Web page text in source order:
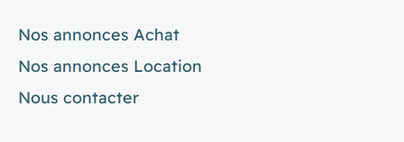
Nos annonces Achat
Nos annonces Location
Nous contacter